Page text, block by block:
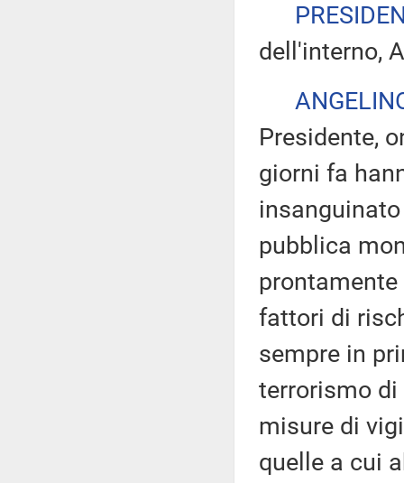
dell'interno,
Presidente,
giorni fa
pubblica
fattori di
sempre in
terrorismo
misure di
quelle a cui